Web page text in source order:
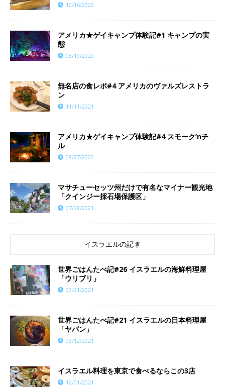
10/16/2020
アメリカ★ゲイキャンプ体験記#1 キャンプの実
態
08/19/2020
​​無名店の食レポ#4 アメリカのヴァルズレストラ
ン
11/11/2021
アメリカ★ゲイキャンプ体験記#4 スモーク’nチ
ル
08/27/2020
マサチューセッツ州だけで有名なマイナー観光地
「クインジー採石場保護区」
07/28/2021
イスラエルの記事
世界ごはんたべ記#26 イスラエルの海鮮料理屋
「ウリブリ」
03/21/2021
世界ごはんたべ記#21 イスラエルの日本料理屋
「ヤパン」
03/12/2021
イスラエル料理を東京で食べるならこの3店
12/01/2021